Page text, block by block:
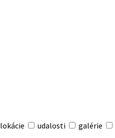
lokácie udalosti galérie